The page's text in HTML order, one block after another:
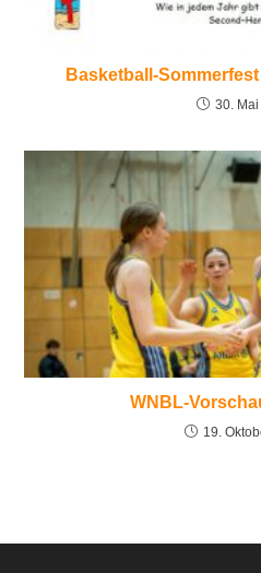
Basketball-
30.
WNBL-
19.